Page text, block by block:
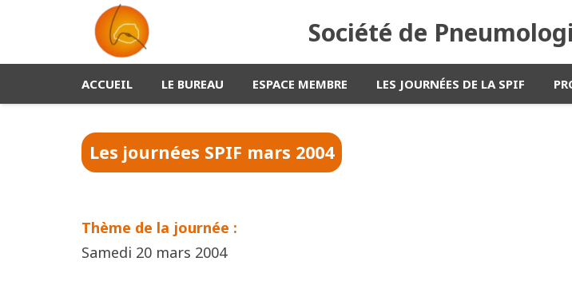
Société de
ACCUEIL LE BUREAU ESPACE MEMBRE LES JOURNÉES DE LA SPIF
Les journées SPIF mars 2004
Thème de la journée :
Samedi 20 mars 2004